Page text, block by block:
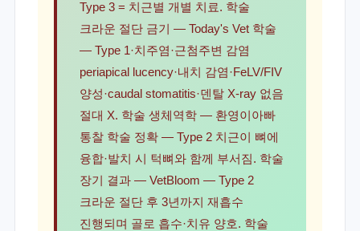
Type 3 = 치근별 개별 치료. 학술
크라운 절단 금기 — Today's Vet 학술
— Type 1·치주염·근첨주변 감염
periapical lucency·내치 감염·FeLV/FIV
양성·caudal stomatitis·덴탈 X-ray 없음
절대 X. 학술 생체역학 — 환영이아빠
통찰 학술 정확 — Type 2 치근이 뼈에
융합·발치 시 턱뼈와 함께 부서짐. 학술
장기 결과 — VetBloom — Type 2
크라운 절단 후 3년까지 재흡수
진행되며 골로 흡수·치유 양호. 학술